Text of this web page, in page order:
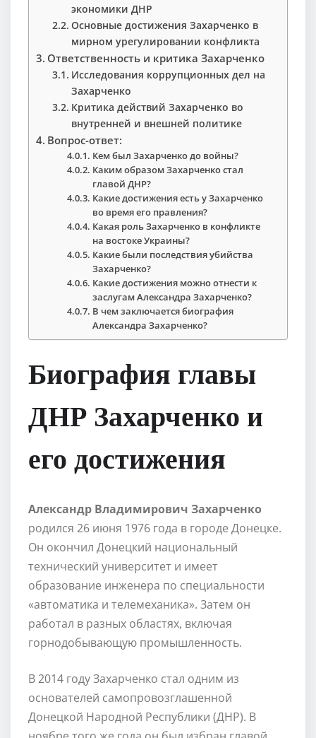
экономики ДНР
Основные достижения Захарченко в
мирном урегулировании конфликта
Ответственность и критика Захарченко
Исследования коррупционных дел на
Захарченко
Критика действий Захарченко во
внутренней и внешней политике
Вопрос-ответ:
Кем был Захарченко до войны?
Каким образом Захарченко стал
главой ДНР?
Какие достижения есть у Захарченко
во время его правления?
Какая роль Захарченко в конфликте
на востоке Украины?
Какие были последствия убийства
Захарченко?
Какие достижения можно отнести к
заслугам Александра Захарченко?
В чем заключается биография
Александра Захарченко?
Биография главы
ДНР Захарченко и
его достижения
Александр Владимирович Захарченко
родился 26 июня 1976 года в городе Донецке.
Он окончил Донецкий национальный
технический университет и имеет
образование инженера по специальности
«автоматика и телемеханика». Затем он
работал в разных областях, включая
горнодобывающую промышленность.
В 2014 году Захарченко стал одним из
основателей самопровозглашенной
Донецкой Народной Республики (ДНР). В